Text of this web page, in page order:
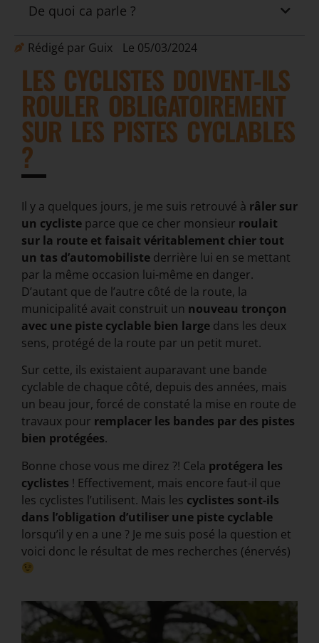
De quoi ca parle ?
Rédigé par Guix Le 05/03/2024
LES CYCLISTES DOIVENT-ILS
ROULER OBLIGATOIREMENT
SUR LES PISTES CYCLABLES
?
Il y a quelques jours, je me suis retrouvé à râler sur
un cycliste parce que ce cher monsieur roulait
sur la route et faisait véritablement chier tout
un tas d’automobiliste derrière lui en se mettant
par la même occasion lui-même en danger.
D’autant que de l’autre côté de la route, la
municipalité avait construit un nouveau tronçon
avec une piste cyclable bien large dans les deux
sens, protégé de la route par un petit muret.
Sur cette, ils existaient auparavant une bande
cyclable de chaque côté, depuis des années, mais
un beau jour, forcé de constaté la mise en route de
travaux pour remplacer les bandes par des pistes
bien protégées.
Bonne chose vous me direz ?! Cela protégera les
cyclistes ! Effectivement, mais encore faut-il que
les cyclistes l’utilisent. Mais les cyclistes sont-ils
dans l’obligation d’utiliser une piste cyclable
lorsqu’il y en a une ? Je me suis posé la question et
voici donc le résultat de mes recherches (énervés)